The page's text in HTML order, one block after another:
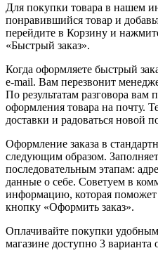
Для покупки товара в нашем
понравившийся товар и
перейдите в Корзину и
«Быстрый заказ».
Когда оформляете быстрый
e-mail. Вам перезвонит
По результатам разговора вам
оформления товара на почту.
доставки и радоваться новой
Оформление заказа в
следующим образом.
последовательным этапам:
данные о себе. Советуем в
информацию, которая
кнопку «Оформить заказ».
Оплачивайте покупки
магазине доступно 3 варианта